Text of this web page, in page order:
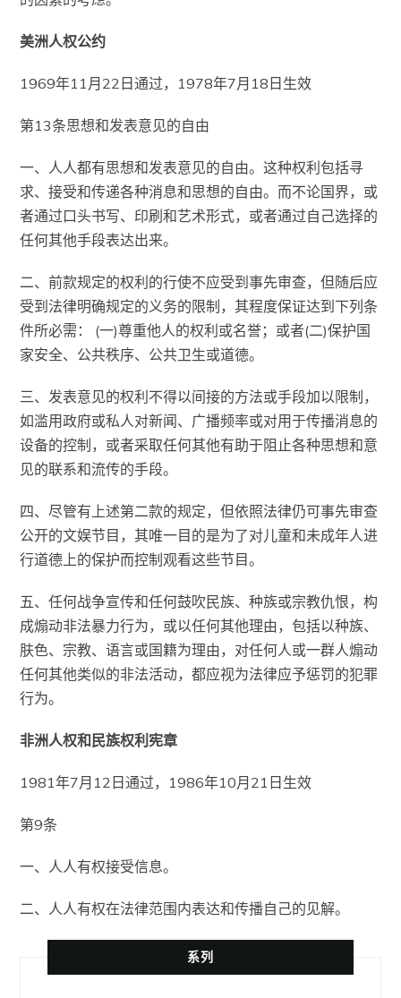
美洲人权公约
1969年11月22日通过，1978年7月18日生效
第13条思想和发表意见的自由
一、人人都有思想和发表意见的自由。这种权利包括寻
求、接受和传递各种消息和思想的自由。而不论国界，或
者通过口头书写、印刷和艺术形式，或者通过自己选择的
任何其他手段表达出来。
二、前款规定的权利的行使不应受到事先审查，但随后应
受到法律明确规定的义务的限制，其程度保证达到下列条
件所必需： (一)尊重他人的权利或名誉；或者(二)保护国
家安全、公共秩序、公共卫生或道德。
三、发表意见的权利不得以间接的方法或手段加以限制，
如滥用政府或私人对新闻、广播频率或对用于传播消息的
设备的控制，或者采取任何其他有助于阻止各种思想和意
见的联系和流传的手段。
四、尽管有上述第二款的规定，但依照法律仍可事先审查
公开的文娱节目，其唯一目的是为了对儿童和未成年人进
行道德上的保护而控制观看这些节目。
五、任何战争宣传和任何鼓吹民族、种族或宗教仇恨，构
成煽动非法暴力行为，或以任何其他理由，包括以种族、
肤色、宗教、语言或国籍为理由，对任何人或一群人煽动
任何其他类似的非法活动，都应视为法律应予惩罚的犯罪
行为。
非洲人权和民族权利宪章
1981年7月12日通过，1986年10月21日生效
第9条
一、人人有权接受信息。
二、人人有权在法律范围内表达和传播自己的见解。
系列